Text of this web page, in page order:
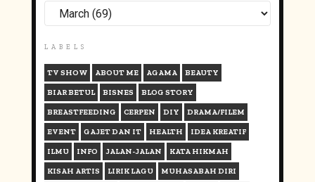
LABELS
TV SHOW ABOUT ME AGAMA BEAUTY
BIAR BETUL BISNES BLOG STORY
BREASTFEEDING CERPEN DIY DRAMA/FILEM
EVENT GAJET DAN IT HEALTH IDEA KREATIF
ILMU INFO JALAN-JALAN KATA HIKMAH
KISAH ARTIS LIRIK LAGU MUHASABAH DIRI